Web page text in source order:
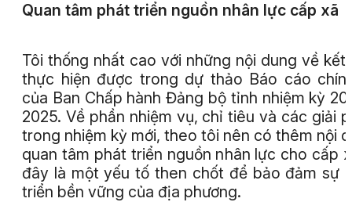
Quan tâm phát triển nguồn nhân lực cấp xã
Tôi thống nhất cao với những nội dung về kết
thực hiện được trong dự thảo Báo cáo
của Ban Chấp hành Đảng bộ tỉnh nhiệm kỳ
2025. Về phần nhiệm vụ, chỉ tiêu và các giải
trong nhiệm kỳ mới, theo tôi nên có thêm nội
quan tâm phát triển nguồn nhân lực cho cấp
đây là một yếu tố then chốt để bảo đảm sự
triển bền vững của địa phương.